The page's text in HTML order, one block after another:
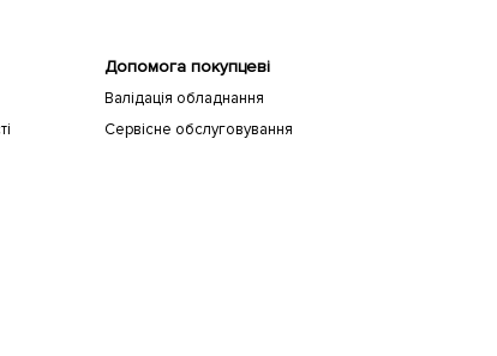
Допомога покупцеві
Валідація обладнання
Сервісне обслуговування